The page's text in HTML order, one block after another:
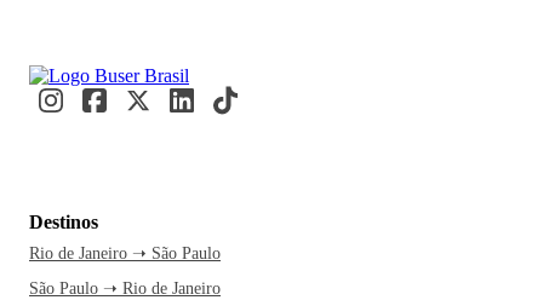
Destinos
Rio de Janeiro ➝ São Paulo
São Paulo ➝ Rio de Janeiro